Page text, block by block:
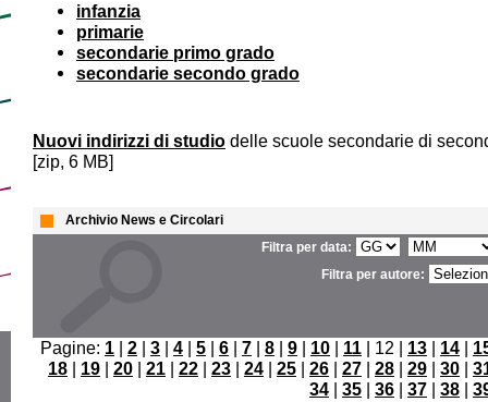
infanzia
primarie
secondarie primo grado
secondarie secondo grado
Nuovi indirizzi di studio delle scuole secondarie di
[zip, 6 MB]
Archivio News e Circolari
Filtra per data:
Filtra per autore:
Pagine: 1 | 2 | 3 | 4 | 5 | 6 | 7 | 8 | 9 | 10 | 11 | 12 | 13 | 14 |
18 | 19 | 20 | 21 | 22 | 23 | 24 | 25 | 26 | 27 | 28 | 29 | 30 |
34 | 35 | 36 | 37 | 38 |